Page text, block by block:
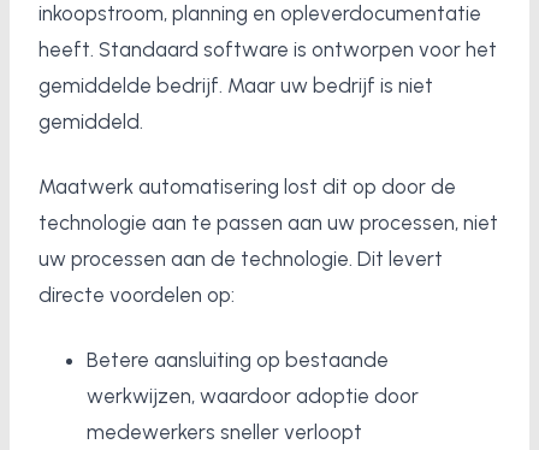
inkoopstroom, planning en opleverdocumentatie
heeft. Standaard software is ontworpen voor het
gemiddelde bedrijf. Maar uw bedrijf is niet
gemiddeld.
Maatwerk automatisering lost dit op door de
technologie aan te passen aan uw processen, niet
uw processen aan de technologie. Dit levert
directe voordelen op:
Betere aansluiting op bestaande
werkwijzen, waardoor adoptie door
medewerkers sneller verloopt